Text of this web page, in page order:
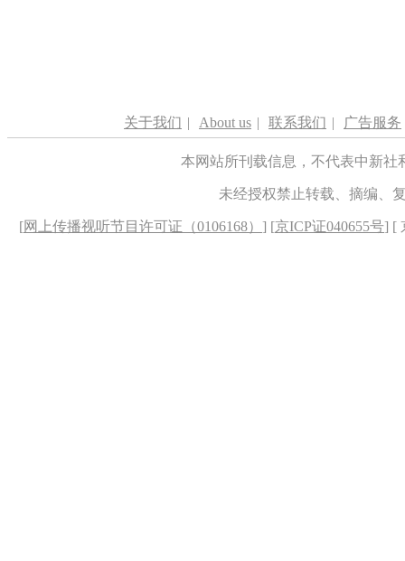
关于我们 | About us | 联系我们 | 广告服务
本网站所刊载信息，不代表中新
未经授权禁止转载、摘编、
[网上传播视听节目许可证（0106168） ] [京ICP证040655号] [